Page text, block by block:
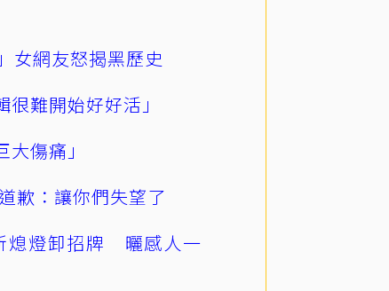
女網友怒揭黑歷史
難開始好好活」
傷痛」
歉：讓你們失望了
熄燈卸招牌 曬感人一